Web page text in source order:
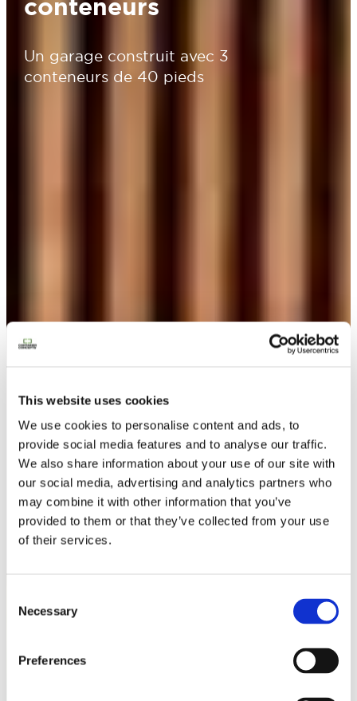
This website uses cookies
We use cookies to personalise content and ads, to
provide social media features and to analyse our traffic.
We also share information about your use of our site with
our social media, advertising and analytics partners who
may combine it with other information that you’ve
provided to them or that they’ve collected from your use
of their services.
Selection
Necessary
Preferences
conteneurs
Un garage construit avec 3
conteneurs de 40 pieds